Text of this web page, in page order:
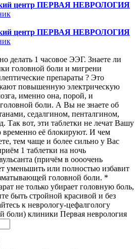
центр ПЕРВАЯ НЕВРОЛОГИЯ
центр ПЕРВАЯ НЕВРОЛОГИЯ
1 часовое ЭЭГ. ️Знаете ли
головной боли и мигрени
препараты ? Это
повышенную электрическую
именно она, порой, и
боли. А Вы не знаете об
седалгином, пенталгином,
Так вот, эти таблетки не лечат Вашу
временно её блокируют. И чем
тем чаще и более сильно у Вас
1 таблетки на ночь
(причём в оооочень
уменьшить или полностью избавит
головной боли. *
не только убирает головную боль,
быть стройной красивой и без
к неврологу-цефалгологу
боли) клиники Первая неврология